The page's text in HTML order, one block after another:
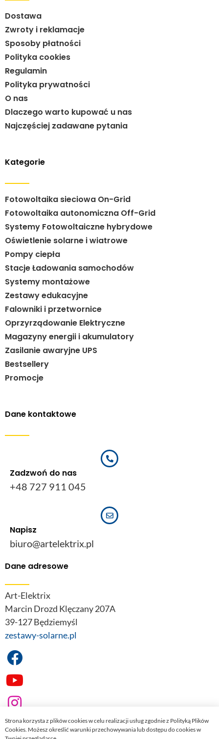
Dostawa
Zwroty i reklamacje
Sposoby płatności
Polityka cookies
Regulamin
Polityka prywatności
O nas
Dlaczego warto kupować u nas
Najczęściej zadawane pytania
Kategorie
Fotowoltaika sieciowa On-Grid
Fotowoltaika autonomiczna Off-Grid
Systemy Fotowoltaiczne hybrydowe
Oświetlenie solarne i wiatrowe
Pompy ciepła
Stacje Ładowania samochodów
Systemy montażowe
Zestawy edukacyjne
Falowniki i przetwornice
Oprzyrządowanie Elektryczne
Magazyny energii i akumulatory
Zasilanie awaryjne UPS
Bestsellery
Promocje
Dane kontaktowe
Zadzwoń do nas
+48 727 911 045
Napisz
biuro@artelektrix.pl
Dane adresowe
Art-Elektrix
Marcin Drozd Klęczany 207A
39-127 Będziemyśl
zestawy-solarne.pl
Strona korzysta z plików cookies w celu realizacji usług zgodnie z Polityką Plików
Cookies. Możesz określić warunki przechowywania lub dostępu do cookies w